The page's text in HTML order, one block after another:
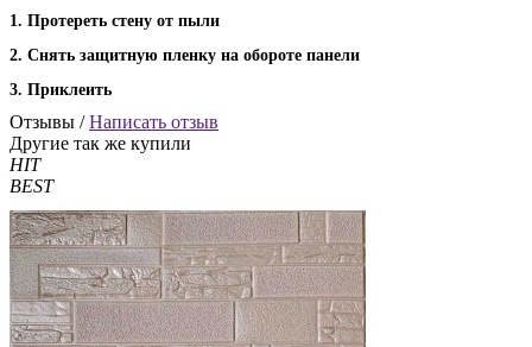
1. Протереть стену от пыли
2. Снять защитную пленку на обороте панели
3. Приклеить
Отзывы /Написать отзыв
Другие так же купили
HIT
BEST